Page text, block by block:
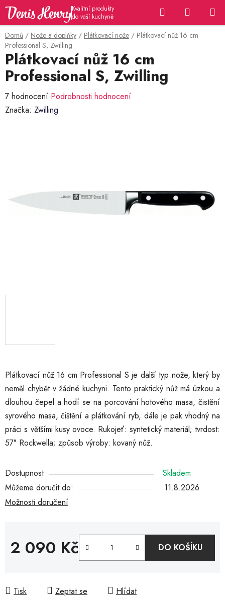
Přejít
obsah
Hledat
KOŠÍK
Domů / Nože a doplňky / Plátkovací nože / Plátkovací nůž 16 cm
Professional S, Zwilling
Plátkovací nůž 16 cm Professional S je další typ nože, který by
neměl chybět v žádné kuchyni. Tento praktický nůž má úzkou a
dlouhou čepel a hodí se na porcování hotového masa, čistění
syrového masa, čištění a plátkování ryb, dále je pak vhodný na
práci s většími kusy ovoce. Rukojeť: syntetický materiál; tvrdost:
57° Rockwella; způsob výroby: kovaný nůž.
Dostupnost
Skladem
Můžeme doručit do:
11.8.2026
Možnosti doručení
2 090 Kč DO KOŠÍKU
Tisk Zeptat se Hlídat
Plátkovací nůž 16 cm
Professional S, Zwilling
Průměrné
hodnocení
hvězdiček.
7 hodnocení Podrobnosti hodnocení
Značka: Zwilling